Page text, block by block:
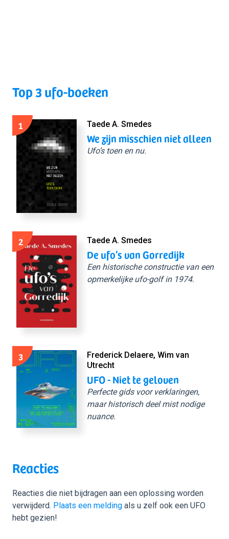
Top 3 ufo-boeken
1 Taede A. Smedes
We zijn misschien niet alleen
Ufo’s toen en nu.
2 Taede A. Smedes
De ufo’s van Gorredijk
Een historische constructie van een
opmerkelijke ufo-golf in 1974.
3
Frederick Delaere, Wim van
Utrecht
UFO - Niet te geloven
Perfecte gids voor verklaringen,
maar historisch deel mist nodige
nuance.
Reacties
Reacties die niet bijdragen aan een oplossing worden
verwijderd. Plaats een melding als u zelf ook een UFO
hebt gezien!